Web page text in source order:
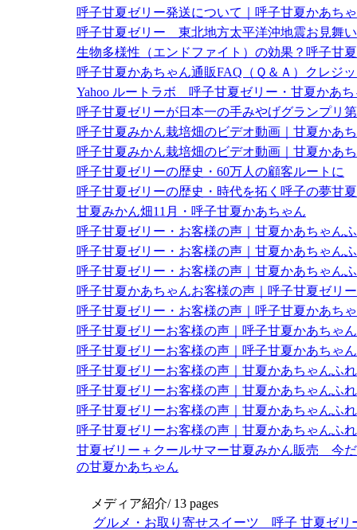
呼子甘夏ゼリー発送について｜呼子甘夏かあち
呼子甘夏ゼリー 東北地方太平洋沖地震お見舞
生物多様性（エンドファイト）の効果？呼子甘
呼子甘夏かあちゃん通販FAQ（Ｑ＆Ａ）クレジ
Yahoo ルートラボ 呼子甘夏ゼリー・甘夏かあ
呼子甘夏ゼリーが日本一の手みやげグランプリ
呼子甘夏みかん栽培畑のビデオ動画｜甘夏かあ
呼子甘夏みかん栽培畑のビデオ動画｜甘夏かあ
呼子甘夏ゼリーの歴史・60万人の顧客ルートに
呼子甘夏ゼリーの歴史・時代を拓く呼子の夢甘
甘夏みかん畑11月・呼子甘夏かあちゃん
呼子甘夏ゼリー・お客様の声｜甘夏かあちゃん
呼子甘夏ゼリー・お客様の声｜甘夏かあちゃん
呼子甘夏ゼリー・お客様の声｜甘夏かあちゃん
呼子甘夏かあちゃんお客様の声｜呼子甘夏ゼリ
呼子甘夏ゼリー・お客様の声｜呼子甘夏かあち
呼子甘夏ゼリーお客様の声｜呼子甘夏かあちゃ
呼子甘夏ゼリーお客様の声｜呼子甘夏かあちゃ
呼子甘夏ゼリーお客様の声｜甘夏かあちゃんふ
呼子甘夏ゼリーお客様の声｜甘夏かあちゃんふ
呼子甘夏ゼリーお客様の声｜甘夏かあちゃんふ
呼子甘夏ゼリーお客様の声｜甘夏かあちゃんふ
甘夏ゼリー＋クールサマー甘夏みかん販売 今
の甘夏かあちゃん
メディア紹介/ 13 pages
グルメ・お取り寄せスイーツ 呼子 甘夏ゼリ